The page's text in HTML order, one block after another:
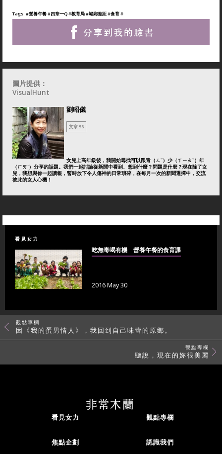
Tags: #營養午餐#四章一Q#教育局#城鄉差距#食育#
圖片提供：
VisualHunt
劉昭儀
文章 58
女兒上高年級後，我開始尋找可以跟青（ㄙˇ）少（ㄒㄧㄠˇ）年
（ㄏㄞˊ）分享的話題。我們一起討論從新聞中看到、想到什麼？問題是什麼？現在除了女
兒，我想與你一起讀報，暫時放下令人傷神的日常瑣碎，在每月一次的新聞選擇中，交流
彼此的女人心機！
看見女力
吃無毒喝有機 營養午餐的食育課
2016 May 30
觀點專欄
因《我的蛋男情人》，我回到自己味蕾的原鄉。
觀點專欄
聽說，現在的妳很美麗
看見女力 觀點專欄
焦點企劃 認識我們